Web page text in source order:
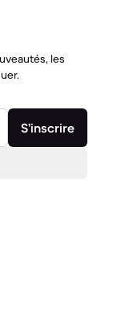
les
S’inscrire